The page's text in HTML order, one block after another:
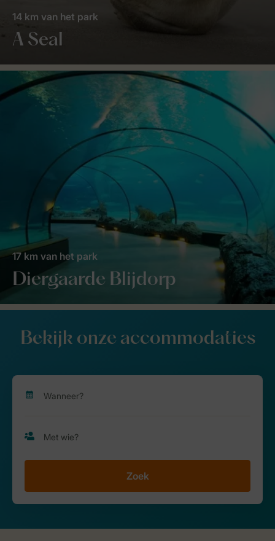
A Seal
14 km van het park
Diergaarde Blijdorp
17 km van het park
Bekijk onze accommodaties
Zoek